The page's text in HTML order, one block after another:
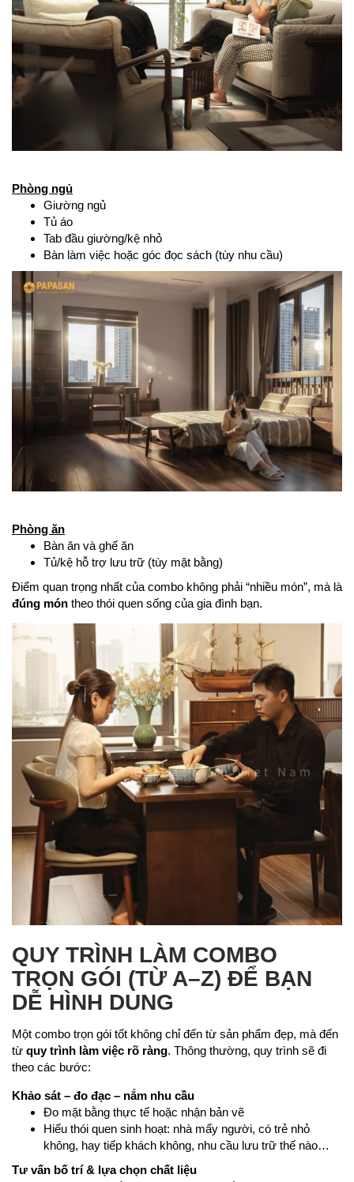
Phòng ngủ
Giường ngủ
Tủ áo
Tab đầu giường/kệ nhỏ
Bàn làm việc hoặc góc đọc sách (tùy nhu cầu)
Phòng ăn
Bàn ăn và ghế ăn
Tủ/kệ hỗ trợ lưu trữ (tùy mặt bằng)
Điểm quan trọng nhất của combo không phải “nhiều món”, mà là
đúng món theo thói quen sống của gia đình bạn.
QUY TRÌNH LÀM COMBO
TRỌN GÓI (TỪ A–Z) ĐỂ BẠN
DỄ HÌNH DUNG
Một combo trọn gói tốt không chỉ đến từ sản phẩm đẹp, mà đến
từ quy trình làm việc rõ ràng. Thông thường, quy trình sẽ đi
theo các bước:
Khảo sát – đo đạc – nắm nhu cầu
Đo mặt bằng thực tế hoặc nhận bản vẽ
Hiểu thói quen sinh hoạt: nhà mấy người, có trẻ nhỏ
không, hay tiếp khách không, nhu cầu lưu trữ thế nào…
Tư vấn bố trí & lựa chọn chất liệu